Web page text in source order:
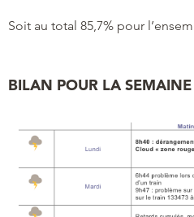
Soit au total 85,7% pour
BILAN POUR LA